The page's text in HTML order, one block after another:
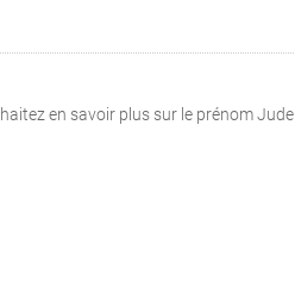
en savoir plus sur le prénom Jude